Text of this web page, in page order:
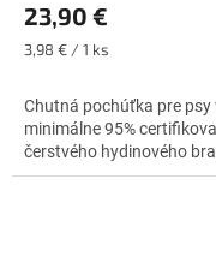
produktu
je
5,0
5
hviezdičiek.
23,90 €
Jednotková
3,98 € / 1 ks
Chutná pochúťka pre psy
minimálne 95%
čerstvého hydinového